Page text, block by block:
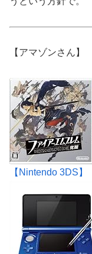
【アマゾンさん】
【Nintendo 3DS